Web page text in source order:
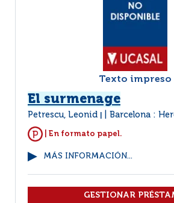
Texto impreso
El surmenage
Petrescu, Leonid Barcelona :
| En formato papel.
MÁS INFORMACIÓN...